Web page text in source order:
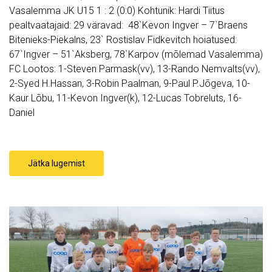
Vasalemma JK U15 1 : 2 (0:0) Kohtunik: Hardi Tiitus
pealtvaatajaid: 29 väravad: 48`Kevon Ingver – 7`Braens
Bitenieks-Piekalns, 23` Rostislav Fidkevitch hoiatused:
67`Ingver – 51`Aksberg, 78`Karpov (mõlemad Vasalemma)
FC Lootos: 1-Steven Parmask(vv), 13-Rando Nemvalts(vv),
2-Syed H.Hassan, 3-Robin Paalman, 9-Paul P.Jõgeva, 10-
Kaur Lõbu, 11-Kevon Ingver(k), 12-Lucas Tobreluts, 16-
Daniel
Jätka lugemist